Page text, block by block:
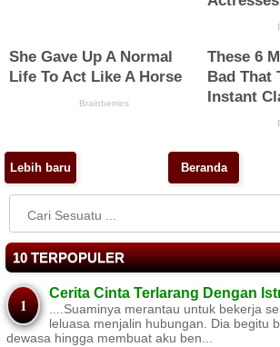
Lebih baru Beranda
10 TERPOPULER
Cerita Cinta Terlarang Dengan
....Suaminya merantau untuk bekerja
leluasa menjalin hubungan. Dia begitu
dewasa hingga membuat aku ben...